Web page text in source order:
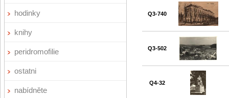
hodinky
knihy
peridromofilie
ostatni
nabídněte
Q3-740
Q3-502
Q4-32